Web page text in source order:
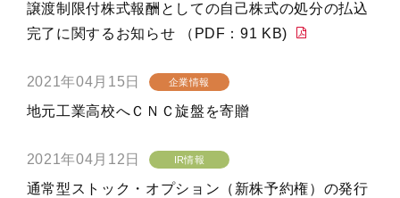
譲渡制限付株式報酬としての自己株式の処分の払込
完了に関するお知らせ （PDF：91 KB)
2021年04月15日 企業情報
地元工業高校へＣＮＣ旋盤を寄贈
2021年04月12日 IR情報
通常型ストック・オプション（新株予約権）の発行